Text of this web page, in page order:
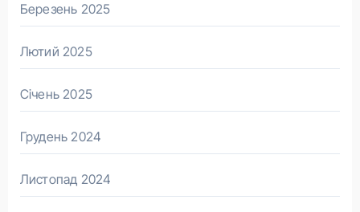
Березень 2025
Лютий 2025
Січень 2025
Грудень 2024
Листопад 2024